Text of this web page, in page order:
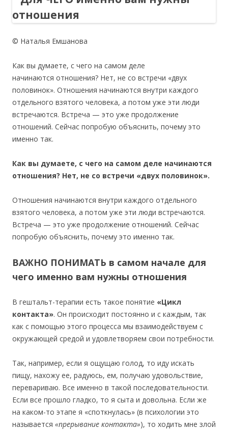
© Наталья Емшанова
Как вы думаете, с чего на самом деле
начинаются отношения? Нет, не со встречи «двух
половинок». Отношения начинаются внутри каждого
отдельного взятого человека, а потом уже эти люди
встречаются. Встреча — это уже продолжение
отношений. Сейчас попробую объяснить, почему это
именно так.
Как вы думаете, с чего на самом деле начинаются
отношения? Нет, не со встречи «двух половинок».
Отношения начинаются внутри каждого отдельного
взятого человека, а потом уже эти люди встречаются.
Встреча — это уже продолжение отношений. Сейчас
попробую объяснить, почему это именно так.
ВАЖНО ПОНИМАТЬ в самом начале для
чего именно вам нужны отношения
В гештальт-терапии есть такое понятие «Цикл
контакта». Он происходит постоянно и с каждым, так
как с помощью этого процесса мы взаимодействуем с
окружающей средой и удовлетворяем свои потребности.
Так, например, если я ощущаю голод, то иду искать
пищу, нахожу ее, радуюсь, ем, получаю удовольствие,
перевариваю. Все именно в такой последовательности.
Если все прошло гладко, то я сыта и довольна. Если же
на каком-то этапе я «споткнулась» (в психологии это
называется «прерывание контакта»), то ходить мне злой